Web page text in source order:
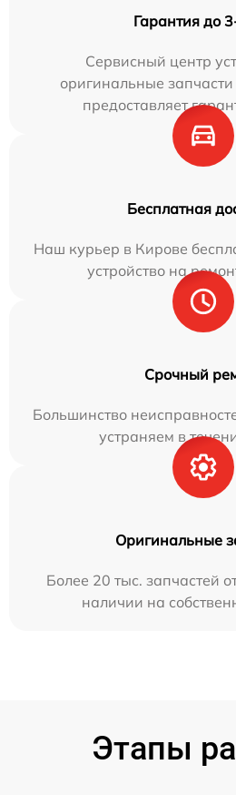
Гарантия до
Сервисный центр
оригинальные
предоставляет
Бесплатная
Наш курьер в Кирове
устройство на
Срочный
Большинство
устраняем в
Оригинальные
Более 20 тыс. запчастей
наличии на
Этапы